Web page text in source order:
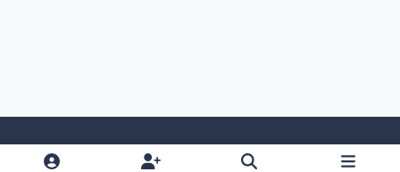
Modo ClaroModo EscuroPreferência do Sistema